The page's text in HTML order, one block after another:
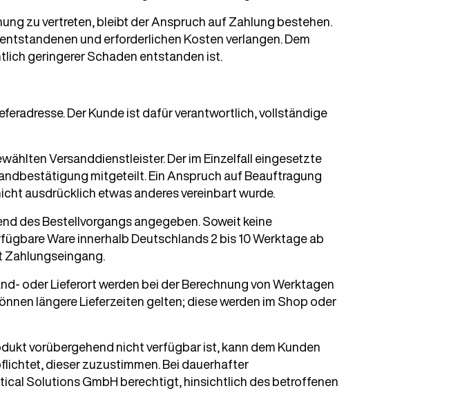
zu vertreten, bleibt der Anspruch auf Zahlung bestehen.
und erforderlichen Kosten verlangen. Dem
geringerer Schaden entstanden ist.
Der Kunde ist dafür verantwortlich, vollständige
Versanddienstleister. Der im Einzelfall eingesetzte
mitgeteilt. Ein Anspruch auf Beauftragung
ausdrücklich etwas anderes vereinbart wurde.
des Bestellvorgangs angegeben. Soweit keine
Ware innerhalb Deutschlands 2 bis 10 Werktage ab
Zahlungseingang.
oder Lieferort werden bei der Berechnung von Werktagen
längere Lieferzeiten gelten; diese werden im Shop oder
vorübergehend nicht verfügbar ist, kann dem Kunden
dieser zuzustimmen. Bei dauerhafter
Solutions GmbH berechtigt, hinsichtlich des betroffenen